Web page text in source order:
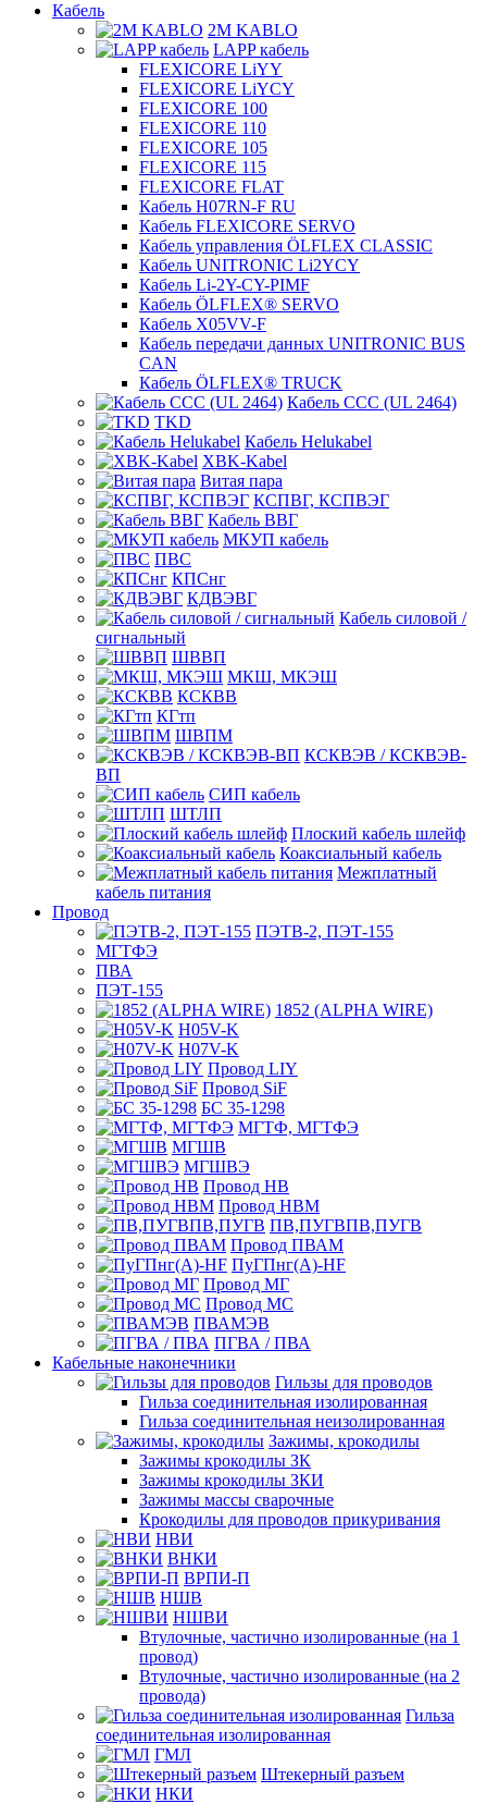
Кабель
2M KABLO
LAPP кабель
FLEXICORE LiYY
FLEXICORE LiYCY
FLEXICORE 100
FLEXICORE 110
FLEXICORE 105
FLEXICORE 115
FLEXICORE FLAT
Кабель H07RN-F RU
Кабель FLEXICORE SERVO
Кабель управления ÖLFLEX CLASSIC
Кабель UNITRONIC Li2YCY
Кабель Li-2Y-CY-PIMF
Кабель ÖLFLEX® SERVO
Кабель X05VV-F
Кабель передачи данных UNITRONIC BUS
CAN
Кабель ÖLFLEX® TRUCK
Кабель CCC (UL 2464)
TKD
Кабель Helukabel
XBK-Kabel
Витая пара
КСПВГ, КСПВЭГ
Кабель ВВГ
МКУП кабель
ПВС
КПСнг
КДВЭВГ
Кабель силовой /
сигнальный
ШВВП
МКШ, МКЭШ
КСКВВ
КГтп
ШВПМ
КСКВЭВ / КСКВЭВ-
ВП
СИП кабель
ШТЛП
Плоский кабель шлейф
Коаксиальный кабель
Межплатный
кабель питания
Провод
ПЭТВ-2, ПЭТ-155
МГТФЭ
ПВА
ПЭТ-155
1852 (ALPHA WIRE)
H05V-K
H07V-K
Провод LIY
Провод SiF
БС 35-1298
МГТФ, МГТФЭ
МГШВ
МГШВЭ
Провод НВ
Провод НВМ
ПВ,ПУГВПВ,ПУГВ
Провод ПВАМ
ПуГПнг(A)-HF
Провод МГ
Провод МС
ПВАМЭВ
ПГВА / ПВА
Кабельные наконечники
Гильзы для проводов
Гильза соединительная изолированная
Гильза соединительная неизолированная
Зажимы, крокодилы
Зажимы крокодилы ЗК
Зажимы крокодилы ЗКИ
Зажимы массы сварочные
Крокодилы для проводов прикуривания
НВИ
ВНКИ
ВРПИ-П
НШВ
НШВИ
Втулочные, частично изолированные (на 1
провод)
Втулочные, частично изолированные (на 2
провода)
Гильза
соединительная изолированная
ГМЛ
Штекерный разъем
НКИ